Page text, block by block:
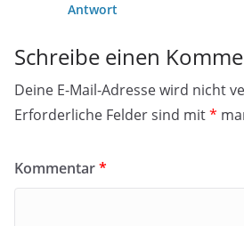
Antwort
Schreibe einen
Deine E-Mail-Adresse wird nicht
Erforderliche Felder sind mit*
Kommentar*